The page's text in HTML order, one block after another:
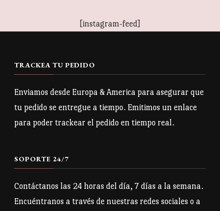
[instagram-feed]
TRACKEA TU PEDIDO
Enviamos desde Europa & America para asegurar que
tu pedido se entregue a tiempo. Emitimos un enlace
para poder trackear el pedido en tiempo real.
SOPORTE 24/7
Contáctanos las 24 horas del día, 7 días a la semana.
Encuéntranos a través de nuestras redes sociales o a